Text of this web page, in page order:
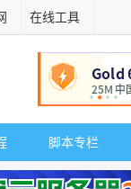
在线工具
脚本专栏